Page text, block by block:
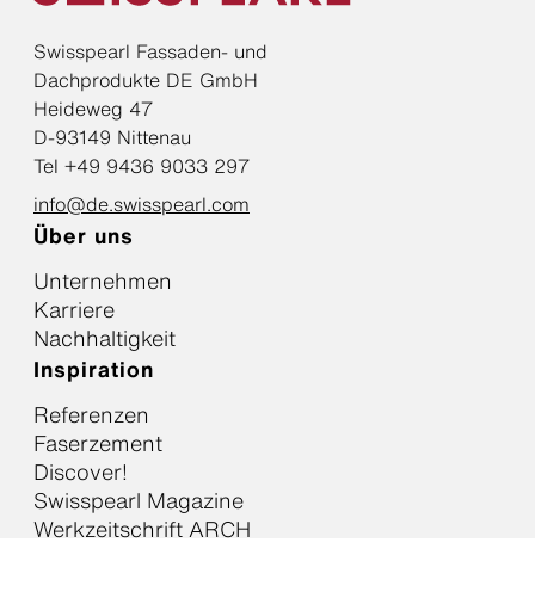
Swisspearl Fassaden- und
Dachprodukte DE GmbH
Heideweg 47
D-93149 Nittenau
Tel +49 9436 9033 297
info@de.swisspearl.com
Über uns
Unternehmen
Karriere
Nachhaltigkeit
Inspiration
Referenzen
Faserzement
Discover!
Swisspearl Magazine
Werkzeitschrift ARCH